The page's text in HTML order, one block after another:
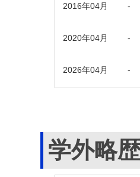
2016年04月 -
2020年04月 -
2026年04月 -
学外略歴